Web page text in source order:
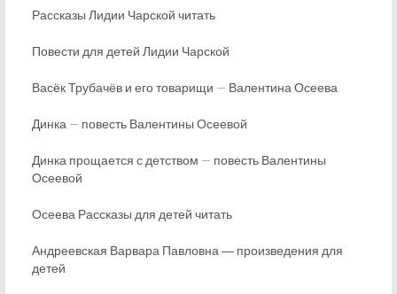
Рассказы Лидии Чарской читать
Повести для детей Лидии Чарской
Васёк Трубачёв и его товарищи — Валентина Осеева
Динка — повесть Валентины Осеевой
Динка прощается с детством — повесть Валентины
Осеевой
Осеева Рассказы для детей читать
Андреевская Варвара Павловна ― произведения для
детей